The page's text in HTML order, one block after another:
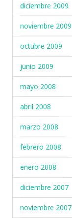
diciembre 2009
noviembre 2009
octubre 2009
junio 2009
mayo 2008
abril 2008
marzo 2008
febrero 2008
enero 2008
diciembre 2007
noviembre 2007